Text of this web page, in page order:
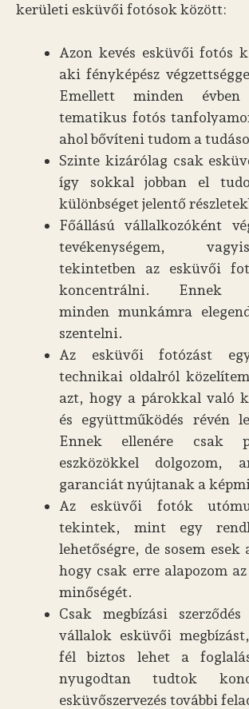
kerületi esküvői fotósok között:
Azon kevés esküvői fotós
aki fényképész
Emellett minden
tematikus fotós
ahol bővíteni tudom a
Szinte kizárólag csak
így sokkal jobban el
különbséget jelentő
Főállású vállalkozóként
tevékenységem,
tekintetben az esküvői
koncentrálni. Ennek
minden munkámra
szentelni.
Az esküvői fotózást
technikai oldalról
azt, hogy a párokkal való
és együttműködés révén
Ennek ellenére csak
eszközökkel dolgozom,
garanciát nyújtanak a
Az esküvői fotók
tekintek, mint egy
lehetőségre, de sosem esek
hogy csak erre alapozom
minőségét.
Csak megbízási szerződés
vállalok esküvői
fél biztos lehet a
nyugodtan tudtok
esküvőszervezés további